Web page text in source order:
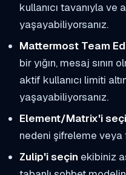
kullanıcı tavanıyla ve
yaşayabiliyorsanız.
Mattermost Team
bir yığın, mesaj
aktif kullanıcı limiti
yaşayabiliyorsanız.
Element/Matrix'i
nedeni şifreleme veya
Zulip'i seçin ekibiniz